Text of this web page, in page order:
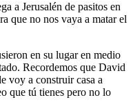
a Jerusalén de pasitos en
que no nos vaya a matar el
en su lugar en medio
Recordemos que David
voy a construir casa a
que tú tienes pero no lo